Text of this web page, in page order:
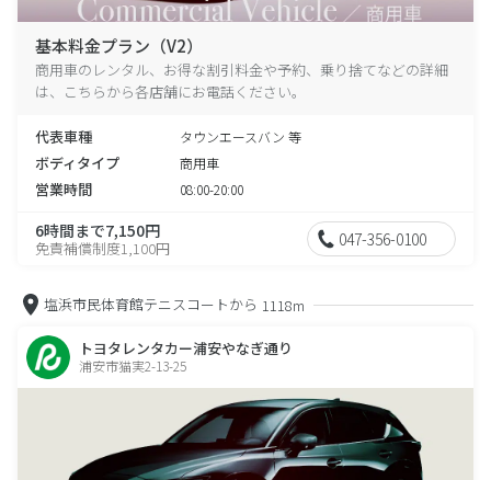
基本料金プラン（V2）
商用車のレンタル、お得な割引料金や予約、乗り捨てなどの詳細
は、こちらから各店舗にお電話ください。
代表車種 タウンエースバン 等
ボディタイプ 商用車
営業時間 08:00-20:00
6時間まで7,150円
免責補償制度1,100円 047-356-0100
塩浜市民体育館テニスコートから 1118m
トヨタレンタカー浦安やなぎ通り
浦安市猫実2-13-25